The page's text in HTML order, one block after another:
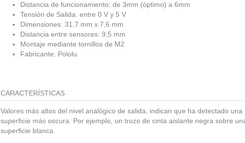
Distancia de funcionamiento: de 3mm (óptimo) a 6mm
Tensión de Salida: entre 0 V y 5 V
Dimensiones: 31,7 mm x 7,6 mm
Distancia entre sensores: 9,5 mm
Montaje mediante tornillos de M2
Fabricante: Pololu
CARACTERÍSTICAS
Valores más altos del nivel analógico de salida, indican que ha detectado una
superficie más oscura. Por ejemplo, un trozo de cinta aislante negra sobre
superficie blanca.